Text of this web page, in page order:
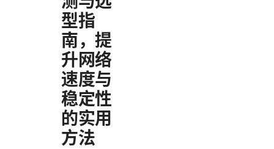
型指
南，提
升网络
速度与
稳定性
的实用
方法